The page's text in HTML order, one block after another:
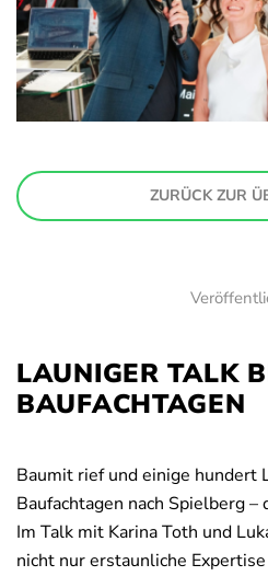
ZURÜCK ZUR
LAUNIGER TALK
BAUFACHTAGEN
Baumit rief und einige hundert
Baufachtagen nach Spielberg –
Im Talk mit Karina Toth und
nicht nur erstaunliche